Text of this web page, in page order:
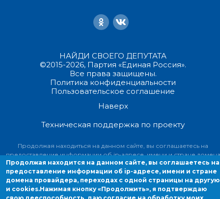
НАЙДИ СВОЕГО ДЕПУТАТА
©2015-2026, Партия «Единая Россия».
Все права защищены.
Политика конфиденциальности
Пользовательское соглашение
Наверх
Техническая поддержка по проекту
Продолжая находиться на данном сайте, вы соглашаетесь на
предоставление информации об ip-адресе, имени и стране домена
провайдера, переходах с одной страницы на другую и cookies.
Продолжая находится на данном сайте, вы соглашаетесь на
предоставление информации об ip-адресе, имени и стране
домена провайдера, переходах с одной страницы на другую
и cookies.Нажимая кнопку «Продолжить», я подтверждаю